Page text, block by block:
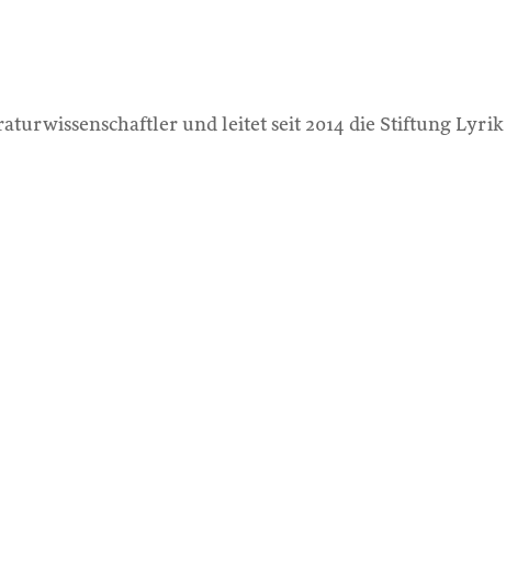
und leitet seit 2014 die Stiftung Lyrik